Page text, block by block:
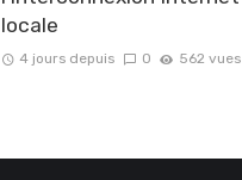
locale
4 jours depuis 0 562 vues